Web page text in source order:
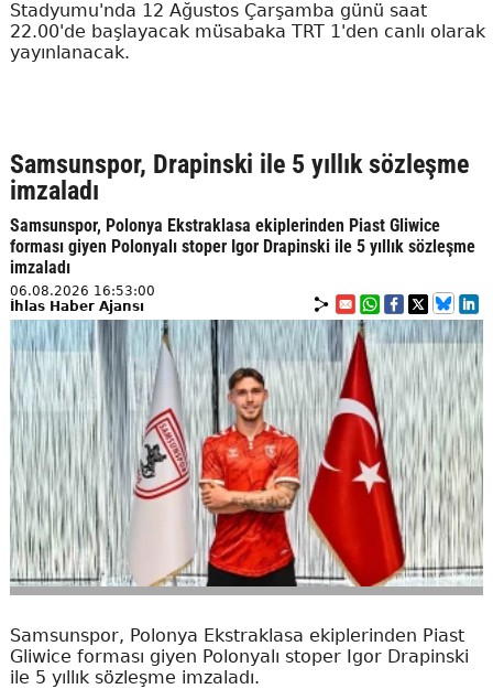
Stadyumu'nda 12 Ağustos Çarşamba günü saat
22.00'de başlayacak müsabaka TRT 1'den canlı olarak
yayınlanacak.
Samsunspor, Drapinski ile 5 yıllık sözleşme
imzaladı
Samsunspor, Polonya Ekstraklasa ekiplerinden Piast Gliwice
forması giyen Polonyalı stoper Igor Drapinski ile 5 yıllık sözleşme
imzaladı
06.08.2026 16:53:00
İhlas Haber Ajansı
Samsunspor, Polonya Ekstraklasa ekiplerinden Piast
Gliwice forması giyen Polonyalı stoper Igor Drapinski
ile 5 yıllık sözleşme imzaladı.